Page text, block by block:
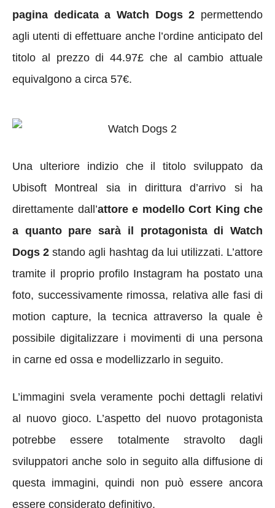
pagina dedicata a Watch Dogs 2 permettendo
agli utenti di effettuare anche l’ordine anticipato del
titolo al prezzo di 44.97£ che al cambio attuale
equivalgono a circa 57€.
Una ulteriore indizio che il titolo sviluppato da
Ubisoft Montreal sia in dirittura d’arrivo si ha
direttamente dall’attore e modello Cort King che
a quanto pare sarà il protagonista di Watch
Dogs 2 stando agli hashtag da lui utilizzati. L’attore
tramite il proprio profilo Instagram ha postato una
foto, successivamente rimossa, relativa alle fasi di
motion capture, la tecnica attraverso la quale è
possibile digitalizzare i movimenti di una persona
in carne ed ossa e modellizzarlo in seguito.
L’immagini svela veramente pochi dettagli relativi
al nuovo gioco. L’aspetto del nuovo protagonista
potrebbe essere totalmente stravolto dagli
sviluppatori anche solo in seguito alla diffusione di
questa immagini, quindi non può essere ancora
essere considerato definitivo.